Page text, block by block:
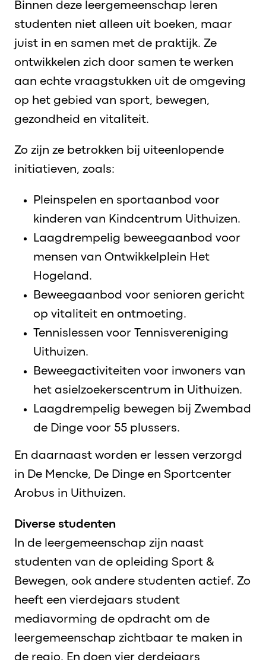
Binnen deze leergemeenschap leren
studenten niet alleen uit boeken, maar
juist in en samen met de praktijk. Ze
ontwikkelen zich door samen te werken
aan echte vraagstukken uit de omgeving
op het gebied van sport, bewegen,
gezondheid en vitaliteit.
Zo zijn ze betrokken bij uiteenlopende
initiatieven, zoals:
Pleinspelen en sportaanbod voor
kinderen van Kindcentrum Uithuizen.
Laagdrempelig beweegaanbod voor
mensen van Ontwikkelplein Het
Hogeland.
Beweegaanbod voor senioren gericht
op vitaliteit en ontmoeting.
Tennislessen voor Tennisvereniging
Uithuizen.
Beweegactiviteiten voor inwoners van
het asielzoekerscentrum in Uithuizen.
Laagdrempelig bewegen bij Zwembad
de Dinge voor 55 plussers.
En daarnaast worden er lessen verzorgd
in De Mencke, De Dinge en Sportcenter
Arobus in Uithuizen.
Diverse studenten
In de leergemeenschap zijn naast
studenten van de opleiding Sport &
Bewegen, ook andere studenten actief. Zo
heeft een vierdejaars student
mediavorming de opdracht om de
leergemeenschap zichtbaar te maken in
de regio. En doen vier derdejaars